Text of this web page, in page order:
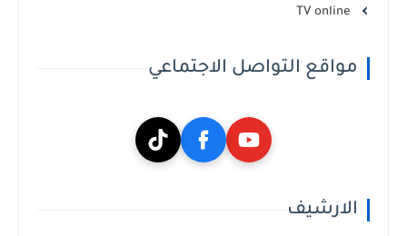
مواقع التواصل الاجتماعي
الارشيف